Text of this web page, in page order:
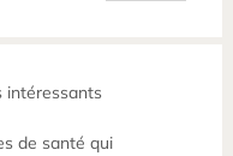
intéressants
de santé qui